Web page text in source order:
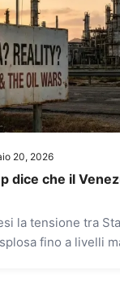
20, 2026
dice che il
la tensione tra
fino a livelli